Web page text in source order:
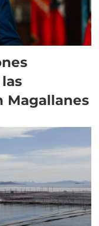
Magallanes